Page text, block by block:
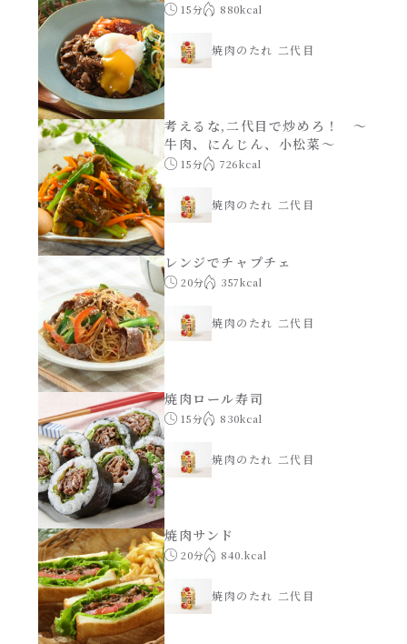
時短（調理時間10分以下）
お弁当
お祝い
おつまみ/おやつ
主菜
副菜
ごはんもの
サラダ
スープ
本気中華
肉ピクキノピク
鍋
あえるハコネーゼジェノベーゼ
あえるハコネーゼペペロンチーノ
あえるハコネーゼたらこクリーム
シャンタンシリーズ
シャンタン粉末
創味のつゆ
創味のつゆあまくち
創味のつゆ減塩
京の和風だし
白だし
カレーだし
そうめんつゆ
15分 880kcal
焼肉のたれ 二代目
考えるな,二代目で炒めろ！ ～
牛肉、にんじん、小松菜～
15分 726kcal
焼肉のたれ 二代目
レンジでチャプチェ
20分 357kcal
焼肉のたれ 二代目
焼肉ロール寿司
15分 830kcal
焼肉のたれ 二代目
焼肉サンド
20分 840.kcal
焼肉のたれ 二代目